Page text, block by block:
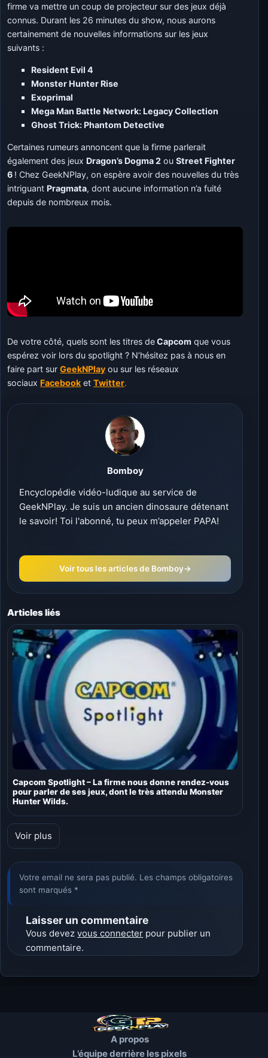
firme va mettre un coup de projecteur sur des jeux déjà
connus. Durant les 26 minutes du show, nous aurons
certainement de nouvelles informations sur les jeux
suivants :
Resident Evil 4
Monster Hunter Rise
Exoprimal
Mega Man Battle Network: Legacy Collection
Ghost Trick: Phantom Detective
Certaines rumeurs annoncent que la firme parlerait
également des jeux Dragon’s Dogma 2 ouStreet Fighter
6 ! Chez GeekNPlay, on espère avoir des nouvelles du très
intriguant Pragmata, dont aucune information n’a fuité
depuis de nombreux mois.
De votre côté, quels sont les titres deCapcom que vous
espérez voir lors du spotlight ? N’hésitez pas à nous en
faire part sur GeekNPlay ou sur les réseaux
sociaux Facebook etTwitter.
Bomboy
Encyclopédie vidéo-ludique au service de
GeekNPlay. Je suis un ancien dinosaure détenant
le savoir! Toi l'abonné, tu peux m’appeler PAPA!
Voir tous les articles de Bomboy→
Articles liés
Capcom Spotlight – La firme nous donne rendez-vous
pour parler de ses jeux, dont le très attendu Monster
Hunter Wilds.
Voir plus
Votre email ne sera pas publié. Les champs obligatoires
sont marqués *
Laisser un commentaire
Vous devezvous connecter pour publier un
commentaire.
A propos
L’équipe derrière les pixels